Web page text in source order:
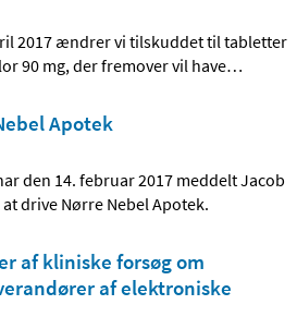
2017 ændrer vi tilskuddet til tabletter
90 mg, der fremover vil have…
Apotek
den 14. februar 2017 meddelt Jacob
drive Nørre Nebel Apotek.
af kliniske forsøg om
af elektroniske